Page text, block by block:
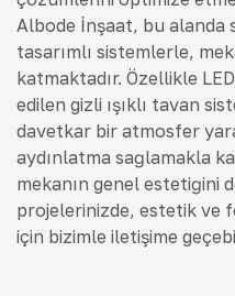
Albode İnşaat, bu alanda
tasarımlı sistemlerle,
katmaktadır. Özellikle
edilen gizli ışıklı tavan
davetkar bir atmosfer
aydınlatma sağlamakla
mekanın genel estetiğini
projelerinizde, estetik ve
için bizimle iletişime